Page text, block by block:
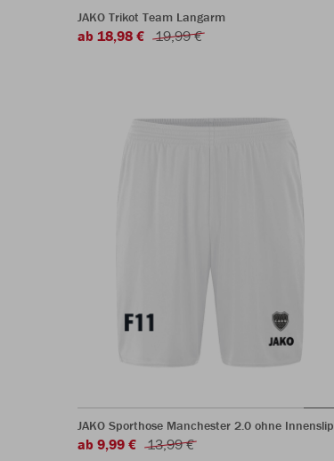
JAKO Trikot Team Langarm
ab 18,98 € 19,99 €
JAKO Sporthose Manchester 2.0 ohne Innenslip
ab 9,99 € 13,99 €